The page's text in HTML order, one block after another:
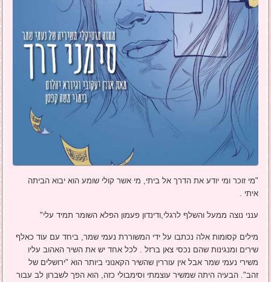
"מי זוכר ומי יודע את הדרך אל ביתי, מי אשר קולי שומע הוא יבוא הביתה
איתי .
ענני נוצה ממעל והשלף לרגלי,ודינדון פעמון הפלא השומר תמיד עלי"
מילים קסומות אלה נכתבו על ידי המשוררת נעמי שמר, ביחד עם עוד כאלף
שירים ומנגינות שהם נכסי צאן ברזל . לכל אחד יש את השיר האהוב עליו
משירי נעמי שמר אבל אין עוררין שהשיר הקאנוני ביותר הוא "ירושלים של
זהב". הבעיה היתה שמשיר עוצמתי וסימבולי כזה, הוא הפך לשברון לב עבור